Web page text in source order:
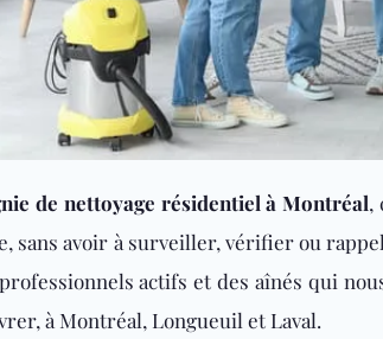
de nettoyage résidentiel à Montréal,
sans avoir à surveiller, vérifier ou
actifs et des aînés qui
à Montréal, Longueuil et Laval.